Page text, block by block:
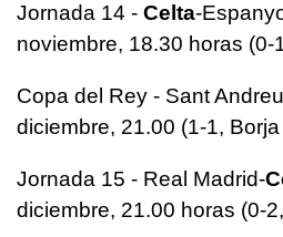
Jornada 14 - Celta-
noviembre, 18.30 horas (0-
Copa del Rey - Sant
diciembre, 21.00 (1-1,
Jornada 15 - Real Madrid-
diciembre, 21.00 horas (0-